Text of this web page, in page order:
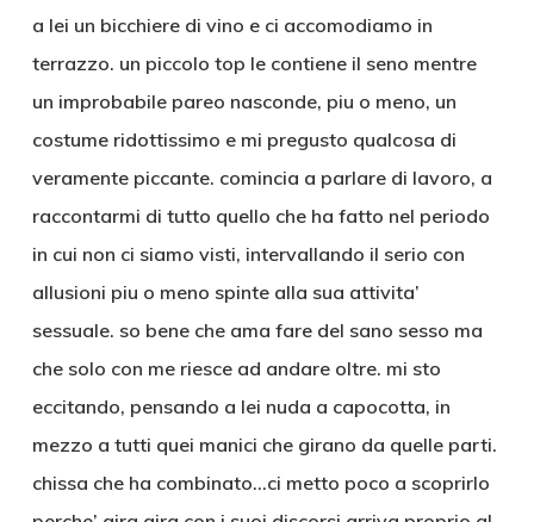
a lei un bicchiere di vino e ci accomodiamo in
terrazzo. un piccolo top le contiene il seno mentre
un improbabile pareo nasconde, piu o meno, un
costume ridottissimo e mi pregusto qualcosa di
veramente piccante. comincia a parlare di lavoro, a
raccontarmi di tutto quello che ha fatto nel periodo
in cui non ci siamo visti, intervallando il serio con
allusioni piu o meno spinte alla sua attivita’
sessuale. so bene che ama fare del sano sesso ma
che solo con me riesce ad andare oltre. mi sto
eccitando, pensando a lei nuda a capocotta, in
mezzo a tutti quei manici che girano da quelle parti.
chissa che ha combinato…ci metto poco a scoprirlo